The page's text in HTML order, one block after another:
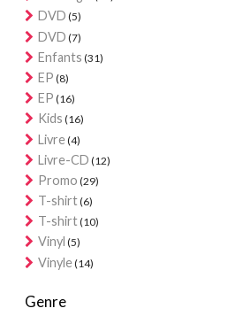
DVD (5)
DVD (7)
Enfants (31)
EP (8)
EP (16)
Kids (16)
Livre(4)
Livre-CD (12)
Promo (29)
T-shirt(6)
T-shirt(10)
Vinyl (5)
Vinyle(14)
Genre